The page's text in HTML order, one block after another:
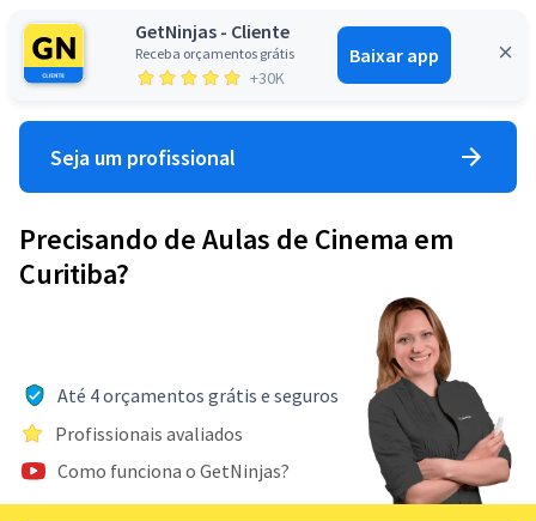
GetNinjas - Cliente
Receba orçamentos grátis
+30K
Baixar app
Entrar
Seja um profissional
Precisando de Aulas de Cinema em
Curitiba?
Até 4 orçamentos grátis e seguros
Profissionais avaliados
Como funciona o GetNinjas?